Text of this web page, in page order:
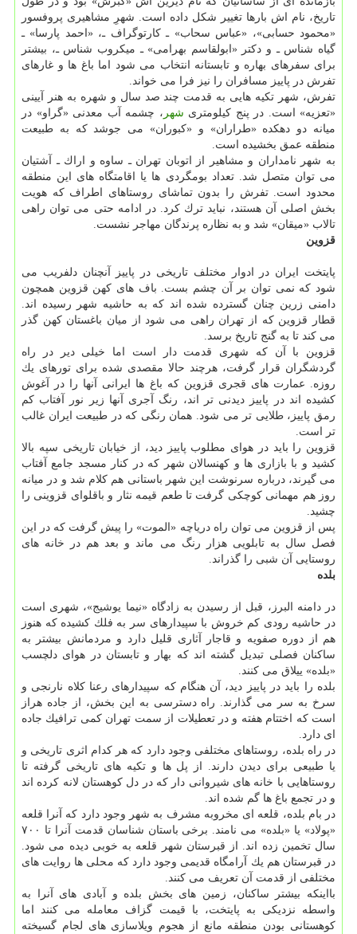
تاریخ، نام اش بارها تغییر شكل داده است. شهرِ مشاهیری پروفسور
«محمود حسابی»، «عباس سحاب» ـ كارتوگراف ـ، «احمد پارسا» ـ
گیاه شناس ـ و دكتر «ابولقاسم بهرامی» ـ میكروب شناس ـ، بیشتر
برای سفرهای بهاره و تابستانه انتخاب می شود اما باغ ها و غارهای
تفرش در پاییز مسافران را نیز فرا می خواند.
تفرش، شهر تكیه هایی به قدمت چند صد سال و شهره به هنر آیینی
«تعزیه» است. در پنج كیلومتری شهر ، چشمه آب معدنی «گراو» در
میانه دو دهكده «طراران» و «كبوران» می جوشد كه به طبیعت
منطقه عمق بخشیده است.
به شهر نامداران و مشاهیر از اتوبان تهران ـ ساوه و اراك ـ آشتیان
می توان متصل شد. تعداد بومگردی ها یا اقامتگاه های این منطقه
محدود است. تفرش را بدون تماشای روستاهای اطراف كه هویت
بخش اصلی آن هستند، نباید ترك كرد. در ادامه حتی می توان راهی
تالاب «میقان» شد و به نظاره پرندگان مهاجر نشست.
قزوین
پایتخت ایران در ادوار مختلف تاریخی در پاییز آنچنان دلفریب می
شود كه نمی توان بر آن چشم بست. باف های كهن قزوین همچون
دامنی زرین چنان گسترده شده اند كه به حاشیه شهر رسیده اند.
قطار قزوین كه از تهران راهی می شود از میان باغستان كهن گذر
می كند تا به گنج تاریخ برسد.
قزوین با آن كه شهری قدمت دار است اما خیلی دیر در راه
گردشگران قرار گرفت، هرچند حالا مقصدی شده برای تورهای یك
روزه. عمارت های قجری قزوین كه باغ ها ایرانی آنها را در آغوش
كشیده اند در پاییز دیدنی تر اند، رنگ آجری آنها زیر نور آفتاب كم
رمق پاییز، طلایی تر می شود. همان رنگی كه در طبیعت ایران غالب
تر است.
قزوین را باید در هوای مطلوب پاییز دید، از خیابان تاریخی سپه بالا
كشید و با بازاری ها و كهنسالان شهر كه در كنار مسجد جامع آفتاب
می گیرند، درباره سرنوشت این شهر باستانی هم كلام شد و در میانه
روز هم مهمانی كوچكی گرفت تا طعم قیمه نثار و باقلوای قزوینی را
چشید.
پس از قزوین می توان راه دریاچه «الموت» را پیش گرفت كه در این
فصل سال به تابلویی هزار رنگ می ماند و بعد هم در خانه های
روستایی آن شبی را گذراند.
بلده
در دامنه البرز، قبل از رسیدن به زادگاه «نیما یوشیج»، شهری است
در حاشیه رودی كم خروش با سپیدارهای سر به فلك كشیده كه هنوز
هم از دوره صفویه و قاجار آثاری قلیل دارد و مردمانش بیشتر به
ساكنان فصلی تبدیل گشته اند كه بهار و تابستان در هوای دلچسب
«بلده» ییلاق می كنند.
بلده را باید در پاییز دید، آن هنگام كه سپیدارهای رعنا كلاه نارنجی و
سرخ به سر می گذارند. راه دسترسی به این بخش، از جاده هراز
است كه اختتام هفته و در تعطیلات از سمت تهران كمی ترافیك جاده
ای دارد.
در راه بلده، روستاهای مختلفی وجود دارد كه هر كدام اثری تاریخی و
یا طبیعی برای دیدن دارند. از پل ها و تكیه های تاریخی گرفته تا
روستاهایی با خانه های شیروانی دار كه در دل كوهستان لانه كرده اند
و در تجمع باغ ها گم شده اند.
در بام بلده، قلعه ای مخروبه مشرف به شهر وجود دارد كه آنرا قلعه
«پولاد» یا «بلده» می نامند. برخی باستان شناسان قدمت آنرا تا ۷۰۰
سال تخمین زده اند. از قبرستان شهر قلعه به خوبی دیده می شود.
در قبرستان هم یك آرامگاه قدیمی وجود دارد كه محلی ها روایت های
مختلفی از قدمت آن تعریف می كنند.
بااینكه بیشتر ساكنان، زمین های بخش بلده و آبادی های آنرا به
واسطه نزدیكی به پایتخت، با قیمت گزاف معامله می كنند اما
كوهستانی بودن منطقه مانع از هجوم ویلاسازی های لجام گسیخته